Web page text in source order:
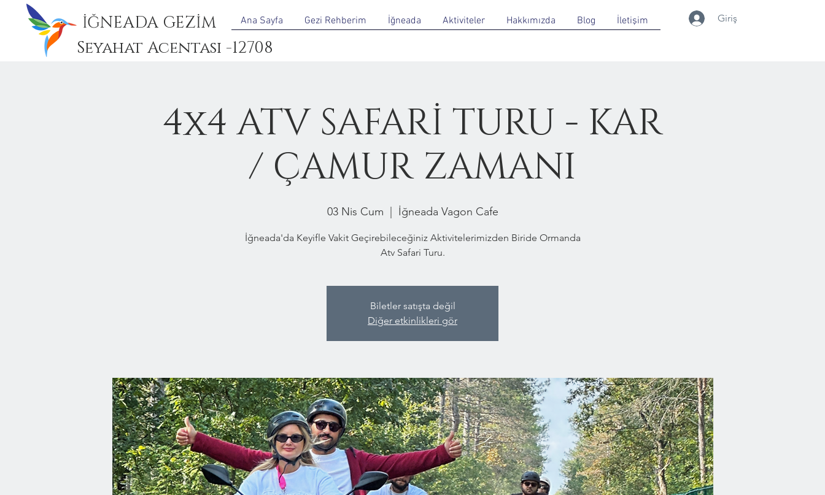
İĞNEADA GEZİM
Seyahat Acentası -12708
Ana Sayfa Gezi Rehberim İğneada Aktiviteler Hakkımızda Blog İletişim Giriş
4x4 ATV SAFARİ TURU - KAR
/ ÇAMUR ZAMANI
03 Nis Cum İğneada Vagon Cafe
İğneada'da Keyifle Vakit Geçirebileceğiniz Aktivitelerimizden Biride Ormanda
Atv Safari Turu.
Biletler satışta değil
Diğer etkinlikleri gör